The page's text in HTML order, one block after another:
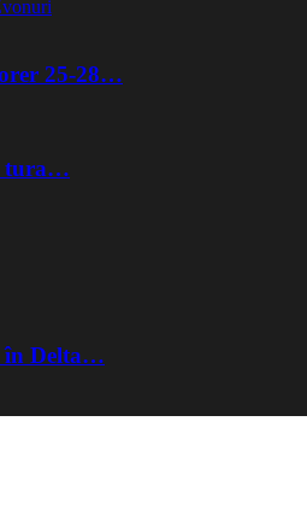
25-28…
tura…
în Delta…